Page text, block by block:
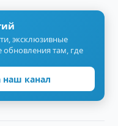
эксклюзивные
там, где
наш канал